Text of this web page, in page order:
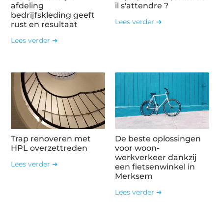
afdeling
bedrijfskleding geeft
rust en resultaat
Lees verder ➜
il s'attendre ?
Lees verder ➜
Trap renoveren met
HPL overzettreden
Lees verder ➜
De beste oplossingen
voor woon-
werkverkeer dankzij
een fietsenwinkel in
Merksem
Lees verder ➜